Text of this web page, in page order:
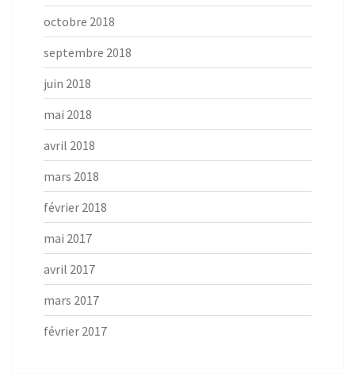
octobre 2018
septembre 2018
juin 2018
mai 2018
avril 2018
mars 2018
février 2018
mai 2017
avril 2017
mars 2017
février 2017